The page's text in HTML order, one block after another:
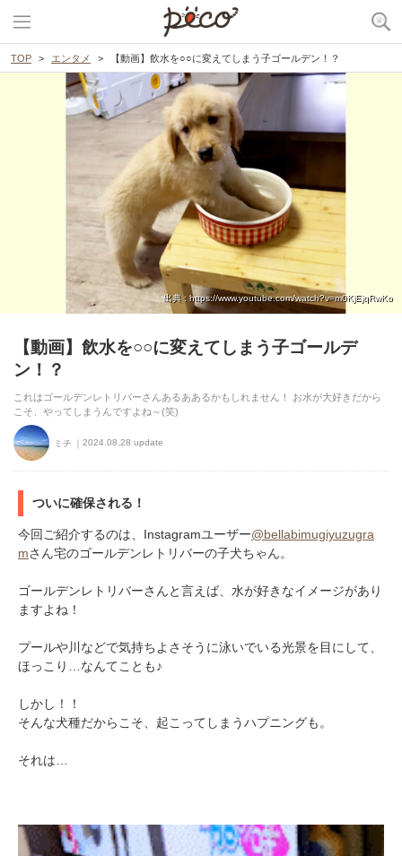
TOP エンタメ 【動画】飲水を○○に変えてしまう子ゴールデン！？
出典 : https://www.youtube.com/watch?v=m0KjEjqRwKo
【動画】飲水を○○に変えてしまう子ゴールデ
ン！？
これはゴールデンレトリバーさんあるああるかもしれません！ お水が大好きだから
こそ、やってしまうんですよね～(笑)
ミチ 2024.08.28 update
ついに確保される！
今回ご紹介するのは、Instagramユーザー@bellabimugiyuzugra
mさん宅のゴールデンレトリバーの子犬ちゃん。
ゴールデンレトリバーさんと言えば、水が好きなイメージがあり
ますよね！
プールや川などで気持ちよさそうに泳いでいる光景を目にして、
ほっこり…なんてことも♪
しかし！！
そんな犬種だからこそ、起こってしまうハプニングも。
それは…